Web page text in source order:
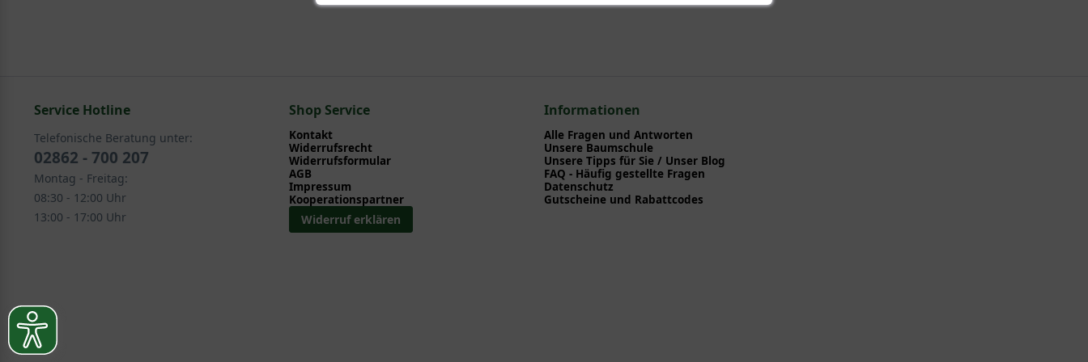
Service Hotline
Telefonische Beratung unter:
02862 - 700 207
Montag - Freitag:
08:30 - 12:00 Uhr
13:00 - 17:00 Uhr
Shop Service
Kontakt
Widerrufsrecht
Widerrufsformular
AGB
Impressum
Kooperationspartner
Widerruf erklären
Informationen
Alle Fragen und Antworten
Unsere Baumschule
Unsere Tipps für Sie / Unser Blog
FAQ - Häufig gestellte Fragen
Datenschutz
Gutscheine und Rabattcodes